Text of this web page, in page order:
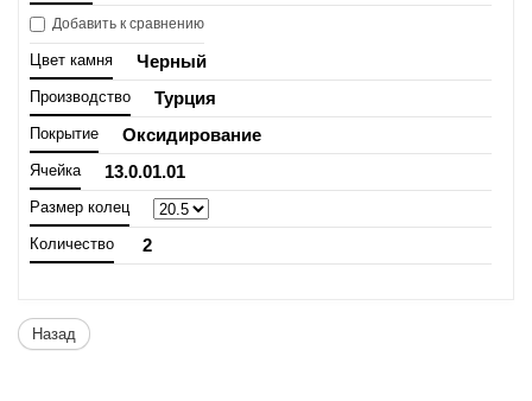
Добавить к сравнению
Цвет камня Черный
Производство Турция
Покрытие Оксидирование
Ячейка 13.0.01.01
Размер колец
Количество 2
Назад